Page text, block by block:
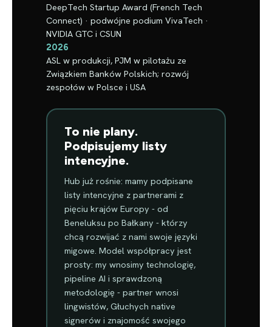
DeepTech Startup Award (French Tech
Connect) · podwójne podium VivaTech ·
NVIDIA GTC i CSUN
2026
ASL w produkcji, PJM w pilotażu ze
Związkiem Banków Polskich; rozwój
zespołów w Polsce i USA
To nie plany.
Podpisujemy listy
intencyjne.
Hub już rośnie: mamy podpisane
listy intencyjne z partnerami z
pięciu krajów Europy - od
Beneluksu po Bałkany - którzy
chcą rozwijać z nami swoje języki
migowe. Model współpracy jest
prosty: my wnosimy technologię,
pipeline AI i sprawdzoną
metodologię - partner wnosi
lingwistów, Głuchych native
signerów i znajomość swojego